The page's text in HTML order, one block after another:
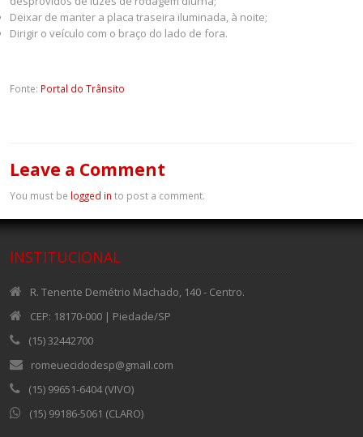
Deixar de manter a placa traseira iluminada, à noite;
Dirigir o veículo com o braço do lado de fora.
Fonte: Portal do Trânsito
Leave a Comment
You must be logged in to post a comment.
INSTITUCIONAL
R. Tenente Demétrio Machado, 140 - Centro.
CEP: 18170-000 | Piedade/SP
(15) 32442700
romeuecidodesp@gmail.com
(15) 99651-6404 (VIVO)
(15) 99186-5061 (CLARO)